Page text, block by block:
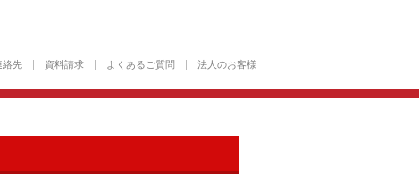
絡先 資料請求 よくあるご質問 法人のお客様